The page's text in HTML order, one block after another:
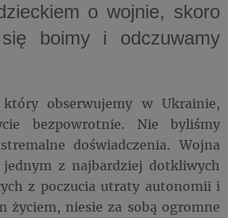
o wojnie, skoro
boimy i odczuwamy
obserwujemy w Ukrainie,
bezpowrotnie. Nie byliśmy
doświadczenia. Wojna
jednym z najbardziej dotkliwych
z poczucia utraty autonomii i
życiem, niesie za sobą ogromne